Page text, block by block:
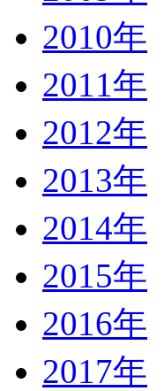
2010年
2011年
2012年
2013年
2014年
2015年
2016年
2017年